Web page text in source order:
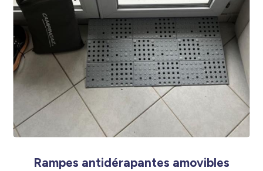
Rampes antidérapantes amovibles